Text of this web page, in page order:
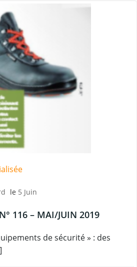
le 5 Juin
116 – MAI/JUIN 2019
de sécurité » : des